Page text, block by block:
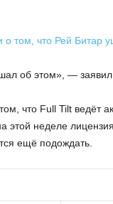
о том, что Рей Битар
об этом», — заявил
что Full Tilt ведёт
этой неделе
ещё подождать.